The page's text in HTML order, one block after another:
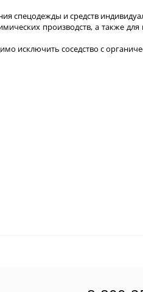
спецодежды и средств
производств, а также
исключить соседство с